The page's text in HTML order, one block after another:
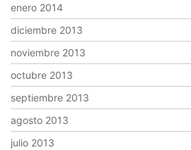
enero 2014
diciembre 2013
noviembre 2013
octubre 2013
septiembre 2013
agosto 2013
julio 2013